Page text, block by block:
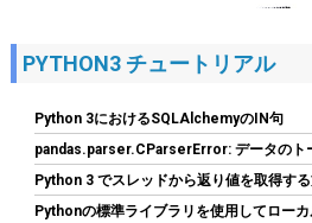
ORICO M.2 NVMe SSD 外付けケース
データ転送 NVMe/PCIE 対応2230/
PYTHON3 チュートリアル
Python 3におけるSQLAlchemyのIN句
pandas.parser.CParserError: データのト
Python 3 でスレッドから返り値を取得す
Pythonの標準ライブラリを使用してロー